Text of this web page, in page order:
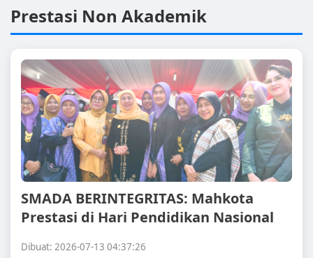
Prestasi Non Akademik
SMADA BERINTEGRITAS: Mahkota
Prestasi di Hari Pendidikan Nasional
Dibuat: 2026-07-13 04:37:26